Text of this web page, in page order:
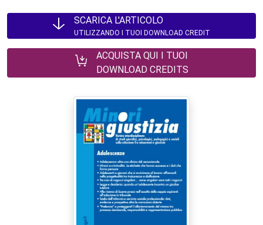
SCARICA L'ARTICOLO
UTILIZZANDO I TUOI DOWNLOAD CREDIT
ACQUISTA QUI I TUOI
DOWNLOAD CREDITS